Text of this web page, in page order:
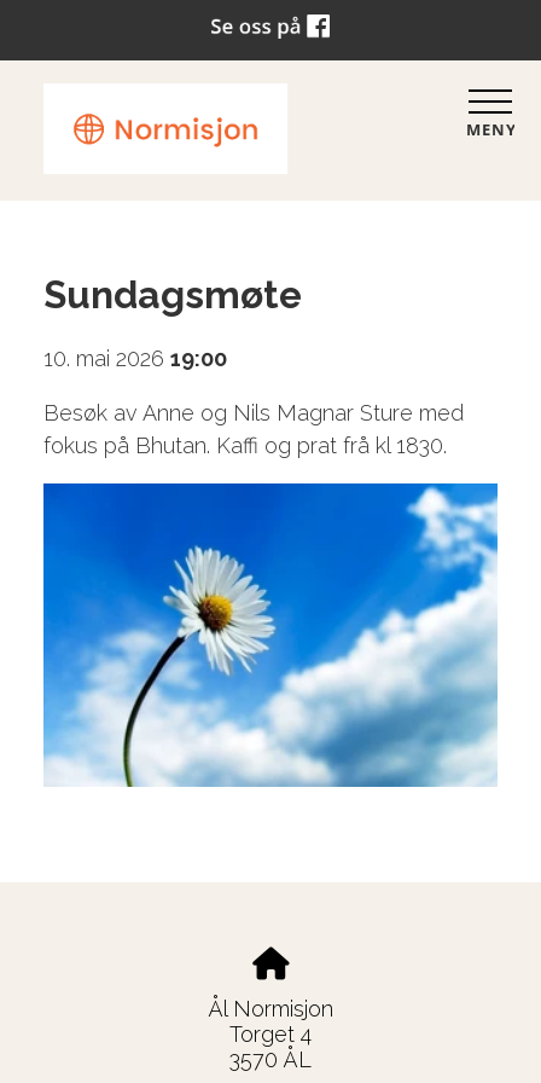
MENY
Sundagsmøte
10. mai 2026 19:00
Besøk av Anne og Nils Magnar Sture med
fokus på Bhutan. Kaffi og prat frå kl 1830.
Ål Normisjon
Torget 4
3570 ÅL